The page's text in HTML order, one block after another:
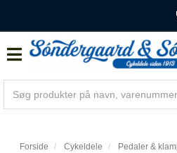
Forside Cykeldele Pedaler &